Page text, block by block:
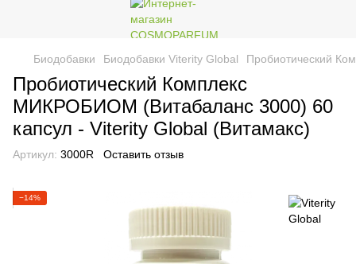
Биодобавки Биодобавки Viterity Global Пробиотический
Пробиотический Комплекс
МИКРОБИОМ (Витабаланс 3000) 60
капсул - Viterity Global (Витамакс)
Артикул: 3000R Оставить отзыв
−14%